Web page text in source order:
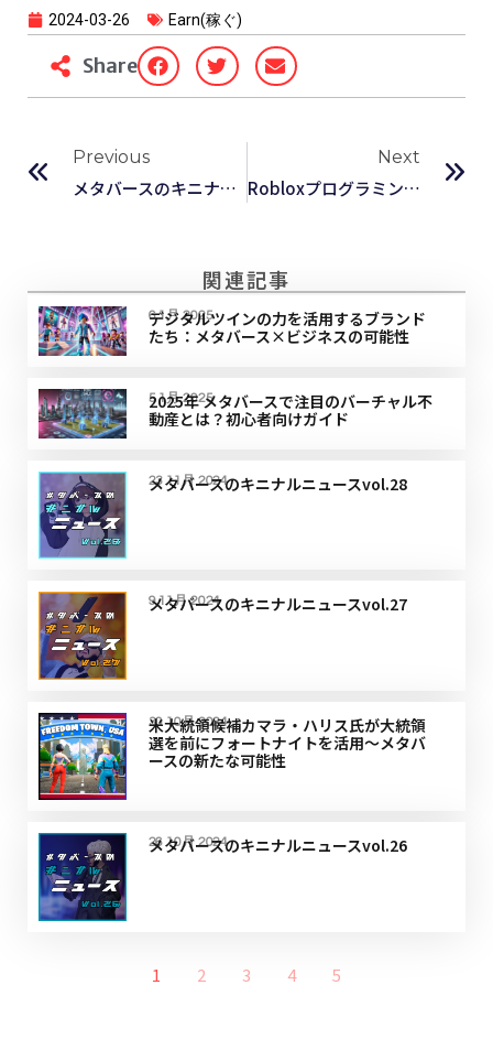
2024-03-26 Earn(稼ぐ)
Share
Previous
メタバースのキニナルニュースvol.2
Next
Robloxプログラミング教室〜2024年5月より東京/大阪同時開講！
関連記事
6 1月 2025
デジタルツインの力を活用するブランド
たち：メタバース×ビジネスの可能性
5 1月 2025
2025年 メタバースで注目のバーチャル不
動産とは？初心者向けガイド
23 11月 2024
メタバースのキニナルニュースvol.28
9 11月 2024
メタバースのキニナルニュースvol.27
30 10月 2024
米大統領候補カマラ・ハリス氏が大統領
選を前にフォートナイトを活用〜メタバ
ースの新たな可能性
26 10月 2024
メタバースのキニナルニュースvol.26
1 2 3 4 5